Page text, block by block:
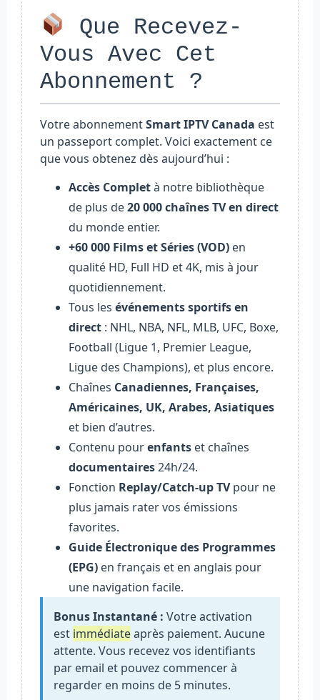
Que Recevez-
Vous Avec Cet
Abonnement ?
Votre abonnementSmart IPTV Canada est
un passeport complet. Voici exactement ce
que vous obtenez dès aujourd’hui :
Accès Completà notre bibliothèque
de plus de20 000 chaînes TV en direct
du monde entier.
+60 000 Films et Séries (VOD) en
qualité HD, Full HD et 4K, mis à jour
quotidiennement.
Tous les événements sportifs en
direct : NHL, NBA, NFL, MLB, UFC, Boxe,
Football (Ligue 1, Premier League,
Ligue des Champions), et plus encore.
Chaînes Canadiennes, Françaises,
Américaines, UK, Arabes, Asiatiques
et bien d’autres.
Contenu pourenfants et chaînes
documentaires24h/24.
Fonction Replay/Catch-up TVpour ne
plus jamais rater vos émissions
favorites.
Guide Électronique des Programmes
(EPG) en français et en anglais pour
une navigation facile.
Bonus Instantané : Votre activation
est immédiateaprès paiement. Aucune
attente. Vous recevez vos identifiants
par email et pouvez commencer à
regarder en moins de 5 minutes.